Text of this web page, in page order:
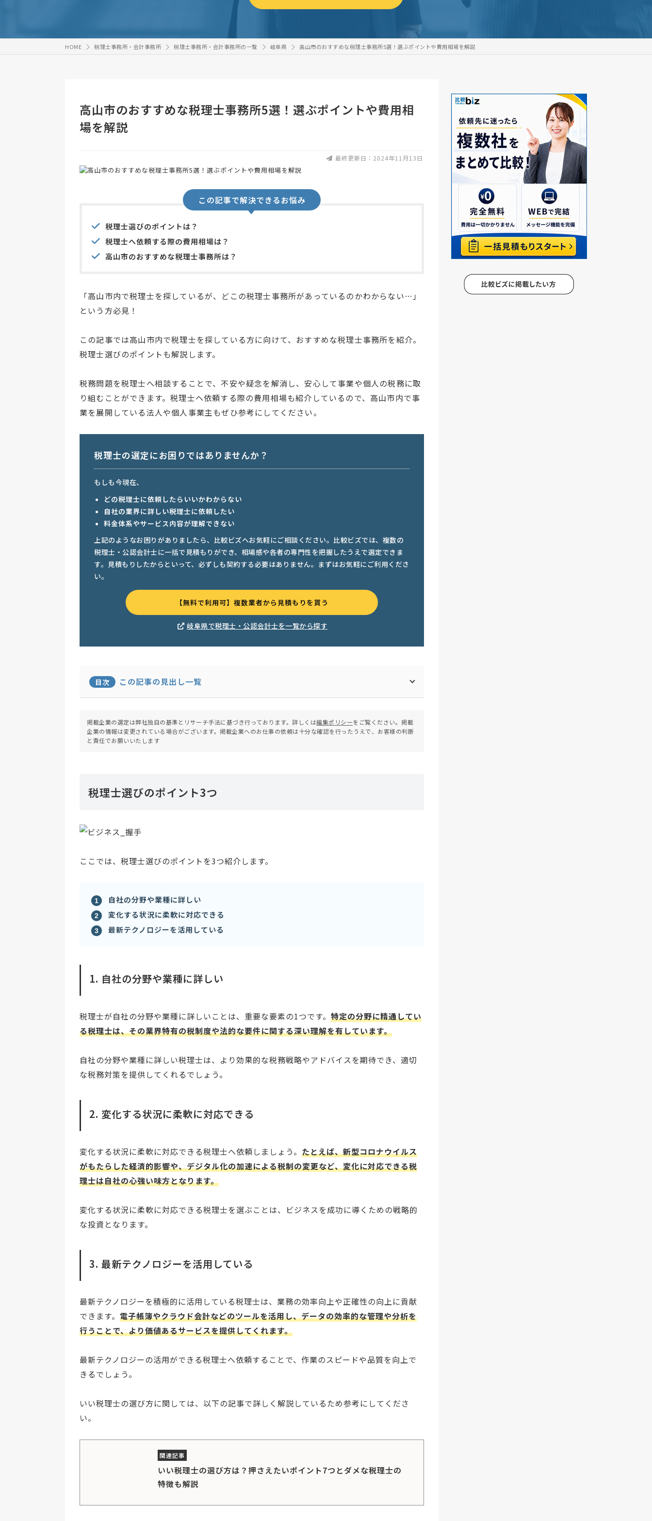
HOME 税理士事務所・会計事務所 税理士事務所・会計事務所の一覧 岐阜県 高山市のおすすめな税理士事務所5選！選ぶポイントや費用相場を解説
高山市のおすすめな税理士事務所5選！選ぶポイントや費用相
場を解説
最終更新日：2024年11月13日
この記事で解決できるお悩み
税理士選びのポイントは？
税理士へ依頼する際の費用相場は？
高山市のおすすめな税理士事務所は？
「高山市内で税理士を探しているが、どこの税理士事務所があっているのかわからない…」
という方必見！
この記事では高山市内で税理士を探している方に向けて、おすすめな税理士事務所を紹介。
税理士選びのポイントも解説します。
税務問題を税理士へ相談することで、不安や疑念を解消し、安心して事業や個人の税務に取
り組むことができます。税理士ヘ依頼する際の費用相場も紹介しているので、高山市内で事
業を展開している法人や個人事業主もぜひ参考にしてください。
税理士の選定にお困りではありませんか？
もしも今現在、
どの税理士に依頼したらいいかわからない
自社の業界に詳しい税理士に依頼したい
料金体系やサービス内容が理解できない
上記のようなお困りがありましたら、比較ビズへお気軽にご相談ください。比較ビズでは、複数の
税理士・公認会計士に一括で見積もりができ、相場感や各者の専門性を把握したうえで選定できま
す。見積もりしたからといって、必ずしも契約する必要はありません。まずはお気軽にご利用くださ
い。
【無料で利用可】複数業者から見積もりを貰う
岐阜県で税理士・公認会計士を一覧から探す
目次 この記事の見出し一覧
掲載企業の選定は弊社独自の基準とリサーチ手法に基づき行っております。詳しくは編集ポリシーをご覧ください。掲載
企業の情報は変更されている場合がございます。掲載企業へのお仕事の依頼は十分な確認を行ったうえで、お客様の判断
と責任でお願いいたします
税理士選びのポイント3つ
ここでは、税理士選びのポイントを3つ紹介します。
自社の分野や業種に詳しい
変化する状況に柔軟に対応できる
最新テクノロジーを活用している
1. 自社の分野や業種に詳しい
税理士が自社の分野や業種に詳しいことは、重要な要素の1つです。 特定の分野に精通してい
る税理士は、その業界特有の税制度や法的な要件に関する深い理解を有しています。
自社の分野や業種に詳しい税理士は、より効果的な税務戦略やアドバイスを期待でき、適切
な税務対策を提供してくれるでしょう。
2. 変化する状況に柔軟に対応できる
変化する状況に柔軟に対応できる税理士へ依頼しましょう。 たとえば、新型コロナウイルス
がもたらした経済的影響や、デジタル化の加速による税制の変更など、変化に対応できる税
理士は自社の心強い味方となります。
変化する状況に柔軟に対応できる税理士を選ぶことは、ビジネスを成功に導くための戦略的
な投資となります。
3. 最新テクノロジーを活用している
最新テクノロジーを積極的に活用している税理士は、業務の効率向上や正確性の向上に貢献
できます。 電子帳簿やクラウド会計などのツールを活用し、データの効率的な管理や分析を
行うことで、より価値あるサービスを提供してくれます。
最新テクノロジーの活用ができる税理士へ依頼することで、作業のスピードや品質を向上で
きるでしょう。
いい税理士の選び方に関しては、以下の記事で詳しく解説しているため参考にしてくださ
い。
いい税理士の選び方は？押さえたいポイント7つとダメな税理士の
特徴も解説